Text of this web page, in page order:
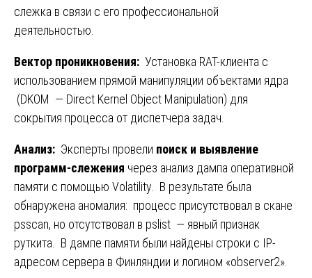
слежка в связи с его профессиональной
деятельностью.
Вектор проникновения: Установка RAT-клиента с
использованием прямой манипуляции объектами ядра
(DKOM — Direct Kernel Object Manipulation) для
сокрытия процесса от диспетчера задач.
Анализ: Эксперты провели поиск и выявление
программ-слежения через анализ дампа оперативной
памяти с помощью Volatility. В результате была
обнаружена аномалия: процесс присутствовал в скане
psscan, но отсутствовал в pslist — явный признак
руткита. В дампе памяти были найдены строки с IP-
адресом сервера в Финляндии и логином «observer2».